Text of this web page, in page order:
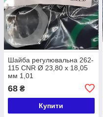
Шайба регулювальна 262-
115 CNR Ø 23,80 x 18,05
мм 1,01
68 ₴
Купити